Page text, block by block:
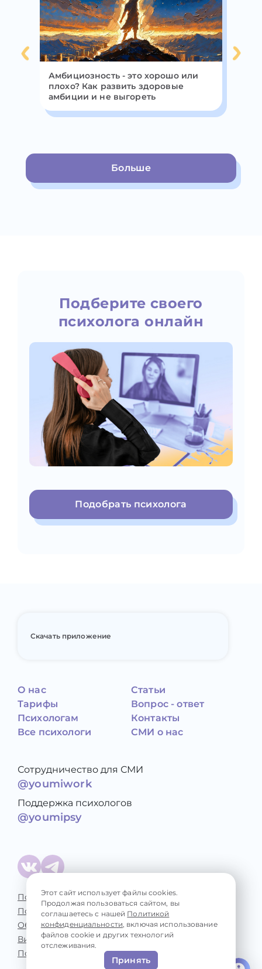
Амбициозность - это хорошо или
плохо? Как развить здоровые
амбиции и не выгореть
Больше
Подберите своего
психолога онлайн
Подобрать психолога
Скачать приложение
О нас
Тарифы
Психологам
Все психологи
Статьи
Вопрос - ответ
Контакты
СМИ о нас
Сотрудничество для СМИ
@youmiwork
Поддержка психологов
@youmipsy
Политика конфиденциальности
Пользовательское соглашение
Обработка персональных данных
Виды консультаций
Психологические проблемы
Этот сайт использует файлы cookies.
Продолжая пользоваться сайтом, вы
соглашаетесь с нашей Политикой
конфиденциальности, включая использование
файлов cookie и других технологий
отслеживания.
Принять